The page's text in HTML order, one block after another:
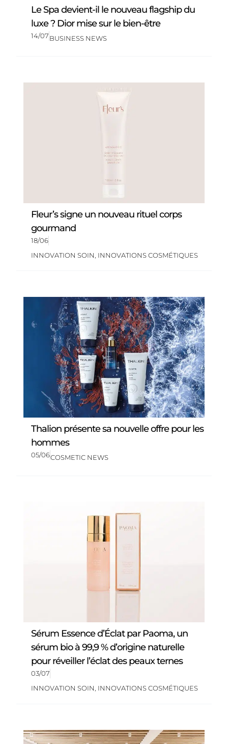
Le Spa devient-il le nouveau flagship du
luxe ? Dior mise sur le bien-être
14/07BUSINESS NEWS
Fleur’s signe un nouveau rituel corps
gourmand
18/06
INNOVATION SOIN INNOVATIONS COSMÉTIQUES
Thalion présente sa nouvelle offre pour les
hommes
05/06COSMETIC NEWS
Sérum Essence d’Éclat par Paoma, un
sérum bio à 99,9 % d’origine naturelle
pour réveiller l’éclat des peaux ternes
03/07
INNOVATION SOIN INNOVATIONS COSMÉTIQUES